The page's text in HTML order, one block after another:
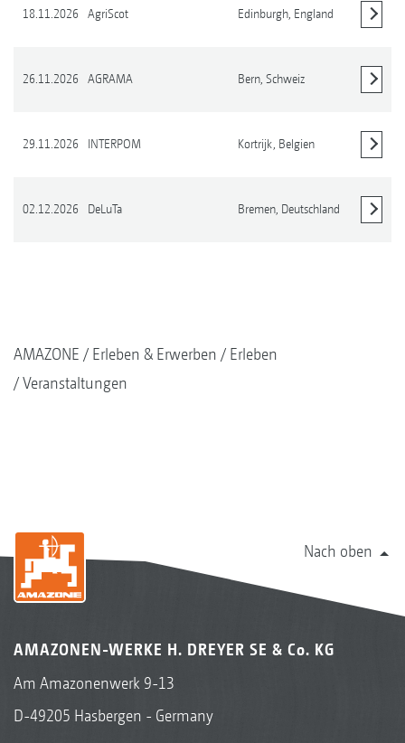
18.11.2026 AgriScot Edinburgh, England
26.11.2026 AGRAMA Bern, Schweiz
29.11.2026 INTERPOM Kortrijk, Belgien
02.12.2026 DeLuTa Bremen, Deutschland
AMAZONE Erleben & Erwerben
Erleben
Veranstaltungen
Nach oben
AMAZONEN-WERKE H. DREYER SE & Co. KG
Am Amazonenwerk 9-13
D-49205 Hasbergen - Germany